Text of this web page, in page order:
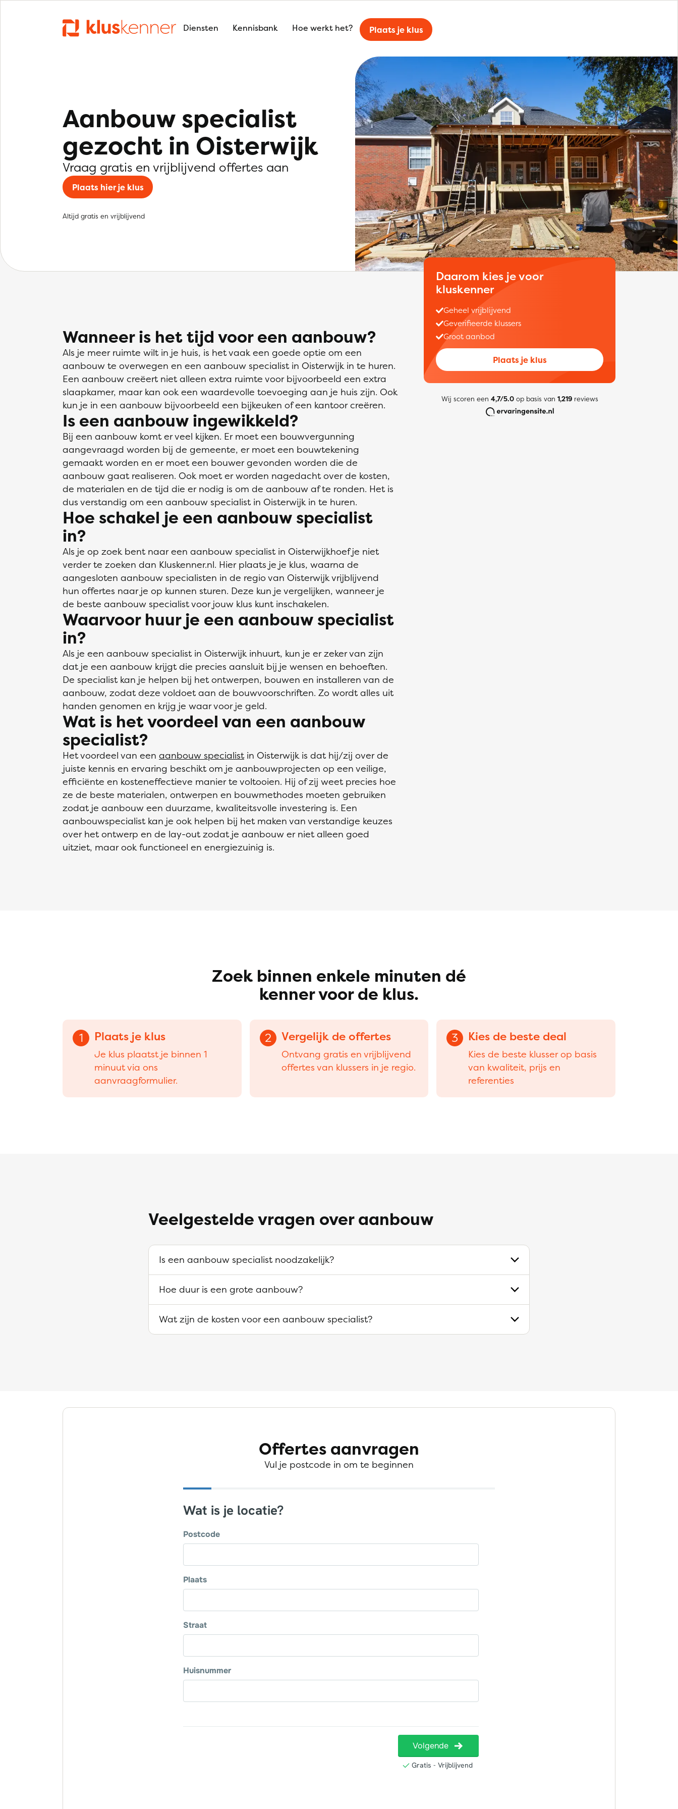
Diensten Kennisbank Hoe werkt het? Plaats je klus
Aanbouw specialist
gezocht in Oisterwijk
Vraag gratis en vrijblijvend offertes aan
Plaats hier je klus
Altijd gratis en vrijblijvend
Wanneer is het tijd voor een aanbouw?
Als je meer ruimte wilt in je huis, is het vaak een goede optie om een
aanbouw te overwegen en een aanbouw specialist in Oisterwijk in te huren.
Een aanbouw creëert niet alleen extra ruimte voor bijvoorbeeld een extra
slaapkamer, maar kan ook een waardevolle toevoeging aan je huis zijn. Ook
kun je in een aanbouw bijvoorbeeld een bijkeuken of een kantoor creëren.
Is een aanbouw ingewikkeld?
Bij een aanbouw komt er veel kijken. Er moet een bouwvergunning
aangevraagd worden bij de gemeente, er moet een bouwtekening
gemaakt worden en er moet een bouwer gevonden worden die de
aanbouw gaat realiseren. Ook moet er worden nagedacht over de kosten,
de materialen en de tijd die er nodig is om de aanbouw af te ronden. Het is
dus verstandig om een aanbouw specialist in Oisterwijk in te huren.
Hoe schakel je een aanbouw specialist
in?
Als je op zoek bent naar een aanbouw specialist in Oisterwijkhoef je niet
verder te zoeken dan Kluskenner.nl. Hier plaats je je klus, waarna de
aangesloten aanbouw specialisten in de regio van Oisterwijk vrijblijvend
hun offertes naar je op kunnen sturen. Deze kun je vergelijken, wanneer je
de beste aanbouw specialist voor jouw klus kunt inschakelen.
Waarvoor huur je een aanbouw specialist
in?
Als je een aanbouw specialist in Oisterwijk inhuurt, kun je er zeker van zijn
dat je een aanbouw krijgt die precies aansluit bij je wensen en behoeften.
De specialist kan je helpen bij het ontwerpen, bouwen en installeren van de
aanbouw, zodat deze voldoet aan de bouwvoorschriften. Zo wordt alles uit
handen genomen en krijg je waar voor je geld.
Wat is het voordeel van een aanbouw
specialist?
Het voordeel van een aanbouw specialist in Oisterwijk is dat hij/zij over de
juiste kennis en ervaring beschikt om je aanbouwprojecten op een veilige,
efficiënte en kosteneffectieve manier te voltooien. Hij of zij weet precies hoe
ze de beste materialen, ontwerpen en bouwmethodes moeten gebruiken
zodat je aanbouw een duurzame, kwaliteitsvolle investering is. Een
aanbouwspecialist kan je ook helpen bij het maken van verstandige keuzes
over het ontwerp en de lay-out zodat je aanbouw er niet alleen goed
uitziet, maar ook functioneel en energiezuinig is.
Daarom kies je voor
kluskenner
Geheel vrijblijvend
Geverifieerde klussers
Groot aanbod
Plaats je klus
Wij scoren een 4,7/5.0op basis van 1,219reviews
Zoek binnen enkele minuten dé
kenner voor de klus.
1 Plaats je klus
Je klus plaatst je binnen 1
minuut via ons
aanvraagformulier.
2 Vergelijk de offertes
Ontvang gratis en vrijblijvend
offertes van klussers in je regio.
3 Kies de beste deal
Kies de beste klusser op basis
van kwaliteit, prijs en
referenties
Veelgestelde vragen over aanbouw
Is een aanbouw specialist noodzakelijk?
Hoe duur is een grote aanbouw?
Wat zijn de kosten voor een aanbouw specialist?
Offertes aanvragen
Vul je postcode in om te beginnen